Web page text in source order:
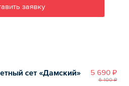
заявку
5 690 ₽
6 100 ₽
сет «Дамский»